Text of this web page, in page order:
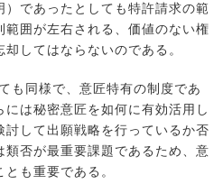
であったとしても特許請求の範
範囲が左右される、価値のない権
してはならないのである。
も同様で、意匠特有の制度であ
は秘密意匠を如何に有効活用し
討して出願戦略を行っているか否
否が最重要課題であるため、意
も重要である。